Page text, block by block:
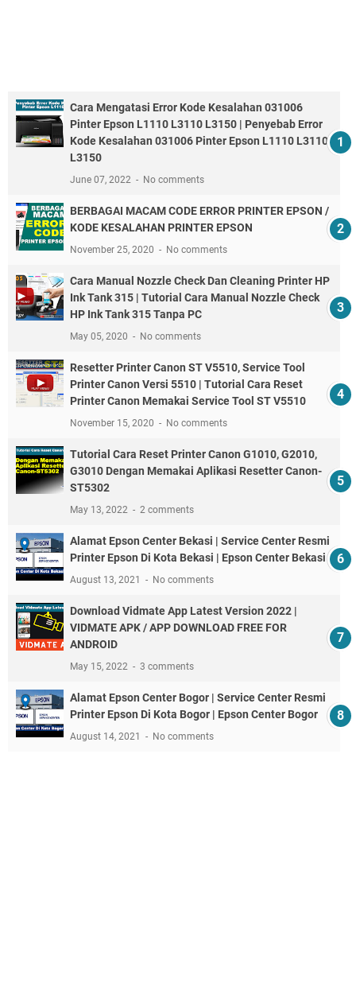
Cara Mengatasi Error Kode Kesalahan 031006
Pinter Epson L1110 L3110 L3150 | Penyebab Error
Kode Kesalahan 031006 Pinter Epson L1110 L3110
L3150
June 07, 2022 No comments
BERBAGAI MACAM CODE ERROR PRINTER EPSON /
KODE KESALAHAN PRINTER EPSON
November 25, 2020 No comments
Cara Manual Nozzle Check Dan Cleaning Printer HP
Ink Tank 315 | Tutorial Cara Manual Nozzle Check
HP Ink Tank 315 Tanpa PC
May 05, 2020 No comments
Resetter Printer Canon ST V5510, Service Tool
Printer Canon Versi 5510 | Tutorial Cara Reset
Printer Canon Memakai Service Tool ST V5510
November 15, 2020 No comments
Tutorial Cara Reset Printer Canon G1010, G2010,
G3010 Dengan Memakai Aplikasi Resetter Canon-
ST5302
May 13, 2022 2 comments
Alamat Epson Center Bekasi | Service Center Resmi
Printer Epson Di Kota Bekasi | Epson Center Bekasi
August 13, 2021 No comments
Download Vidmate App Latest Version 2022 |
VIDMATE APK / APP DOWNLOAD FREE FOR
ANDROID
May 15, 2022 3 comments
Alamat Epson Center Bogor | Service Center Resmi
Printer Epson Di Kota Bogor | Epson Center Bogor
August 14, 2021 No comments